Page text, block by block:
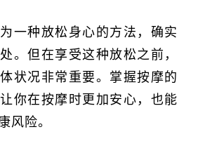
一种放松身心的方法，确实
。但在享受这种放松之前，
状况非常重要。掌握按摩的
你在按摩时更加安心，也能
风险。